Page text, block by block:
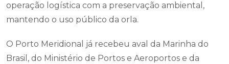
operação logística com a preservação ambiental,
mantendo o uso público da orla.
O Porto Meridional já recebeu aval da Marinha do
Brasil, do Ministério de Portos e Aeroportos e da